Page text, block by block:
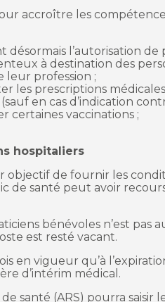
accroître les
désormais l’autorisation de
à destination des
leur profession ;
les prescriptions médicales
en cas d’indication
certaines vaccinations ;
hospitaliers
objectif de fournir les
de santé peut avoir
bénévoles n’est pas
est resté vacant.
en vigueur qu’à
d’intérim médical.
santé (ARS) pourra saisir